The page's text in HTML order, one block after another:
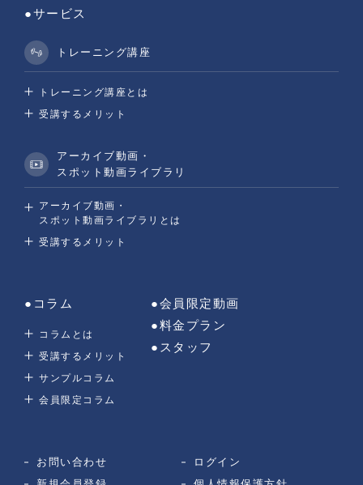
●サービス
トレーニング講座
トレーニング講座とは
受講するメリット
アーカイブ動画・
スポット動画ライブラリ
アーカイブ動画・
スポット動画ライブラリとは
受講するメリット
●コラム
コラムとは
受講するメリット
サンプルコラム
会員限定コラム
●会員限定動画
●料金プラン
●スタッフ
お問い合わせ
ログイン